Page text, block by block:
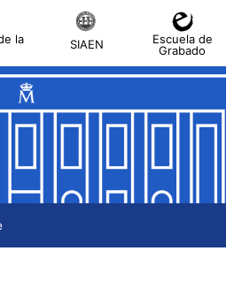
la
SIAEN
Escuela de
Grabado